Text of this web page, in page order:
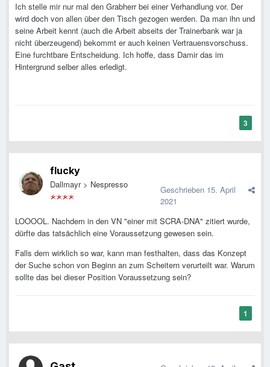
Ich stelle mir nur mal den Grabherr bei einer Verhandlung vor. Der
wird doch von allen über den Tisch gezogen werden. Da man ihn und
seine Arbeit kennt (auch die Arbeit abseits der Trainerbank war ja
nicht überzeugend) bekommt er auch keinen Vertrauensvorschuss.
Eine furchtbare Entscheidung. Ich hoffe, dass Damir das im
Hintergrund selber alles erledigt.
3
flucky
Dallmayr > Nespresso Geschrieben 15. April
2021
LOOOOL. Nachdem in den VN "einer mit SCRA-DNA" zitiert wurde,
dürfte das tatsächlich eine Voraussetzung gewesen sein.
Falls dem wirklich so war, kann man festhalten, dass das Konzept
der Suche schon von Beginn an zum Scheitern verurteilt war. Warum
sollte das bei dieser Position Voraussetzung sein?
1